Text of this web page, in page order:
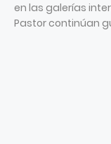
en las galerías
Pastor continúan